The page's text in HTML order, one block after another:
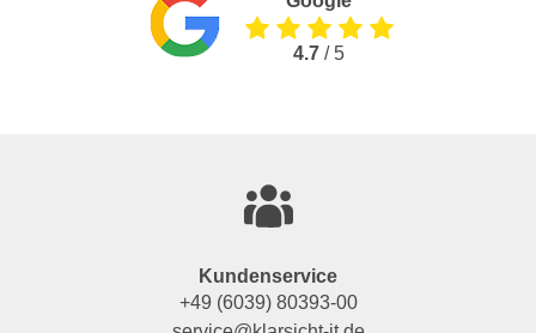
4.7 / 5
Kundenservice
+49 (6039) 80393-00